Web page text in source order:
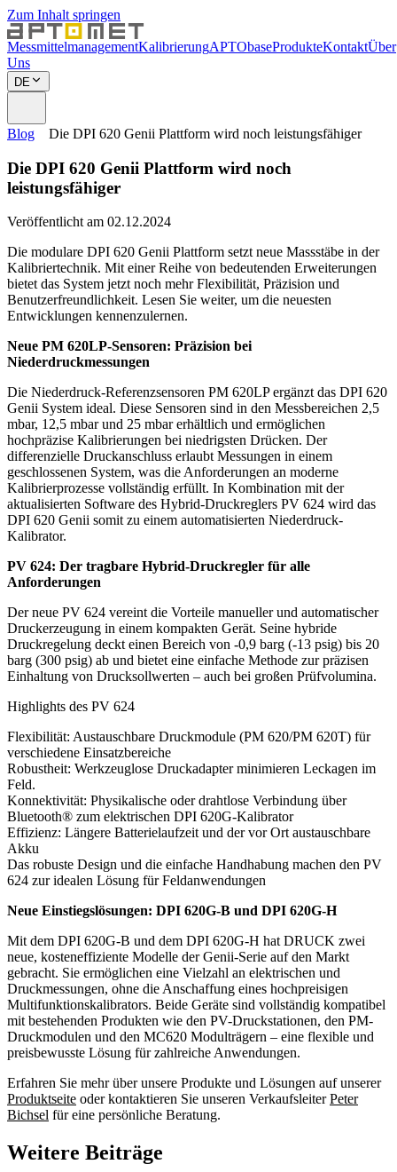
Zum Inhalt springen
MessmittelmanagementKalibrierungAPTObaseProdukteKontaktÜber
Uns
DE
Blog Die DPI 620 Genii Plattform wird noch leistungsfähiger
Die DPI 620 Genii Plattform wird noch
leistungsfähiger
Veröffentlicht am 02.12.2024
Die modulare DPI 620 Genii Plattform setzt neue Massstäbe in der
Kalibriertechnik. Mit einer Reihe von bedeutenden Erweiterungen
bietet das System jetzt noch mehr Flexibilität, Präzision und
Benutzerfreundlichkeit. Lesen Sie weiter, um die neuesten
Entwicklungen kennenzulernen.
Neue PM 620LP-Sensoren: Präzision bei
Niederdruckmessungen
Die Niederdruck-Referenzsensoren PM 620LP ergänzt das DPI 620
Genii System ideal. Diese Sensoren sind in den Messbereichen 2,5
mbar, 12,5 mbar und 25 mbar erhältlich und ermöglichen
hochpräzise Kalibrierungen bei niedrigsten Drücken. Der
differenzielle Druckanschluss erlaubt Messungen in einem
geschlossenen System, was die Anforderungen an moderne
Kalibrierprozesse vollständig erfüllt. In Kombination mit der
aktualisierten Software des Hybrid-Druckreglers PV 624 wird das
DPI 620 Genii somit zu einem automatisierten Niederdruck-
Kalibrator.
PV 624: Der tragbare Hybrid-Druckregler für alle
Anforderungen
Der neue PV 624 vereint die Vorteile manueller und automatischer
Druckerzeugung in einem kompakten Gerät. Seine hybride
Druckregelung deckt einen Bereich von -0,9 barg (-13 psig) bis 20
barg (300 psig) ab und bietet eine einfache Methode zur präzisen
Einhaltung von Drucksollwerten – auch bei großen Prüfvolumina.
Highlights des PV 624
Flexibilität: Austauschbare Druckmodule (PM 620/PM 620T) für
verschiedene Einsatzbereiche
Robustheit: Werkzeuglose Druckadapter minimieren Leckagen im
Feld.
Konnektivität: Physikalische oder drahtlose Verbindung über
Bluetooth® zum elektrischen DPI 620G-Kalibrator
Effizienz: Längere Batterielaufzeit und der vor Ort austauschbare
Akku
Das robuste Design und die einfache Handhabung machen den PV
624 zur idealen Lösung für Feldanwendungen
Neue Einstiegslösungen: DPI 620G-B und DPI 620G-H
Mit dem DPI 620G-B und dem DPI 620G-H hat DRUCK zwei
neue, kosteneffiziente Modelle der Genii-Serie auf den Markt
gebracht. Sie ermöglichen eine Vielzahl an elektrischen und
Druckmessungen, ohne die Anschaffung eines hochpreisigen
Multifunktionskalibrators. Beide Geräte sind vollständig kompatibel
mit bestehenden Produkten wie den PV-Druckstationen, den PM-
Druckmodulen und den MC620 Modulträgern – eine flexible und
preisbewusste Lösung für zahlreiche Anwendungen.
Erfahren Sie mehr über unsere Produkte und Lösungen auf unserer
Produktseite oder kontaktieren Sie unseren VerkaufsleiterPeter
Bichsel für eine persönliche Beratung.
Weitere Beiträge